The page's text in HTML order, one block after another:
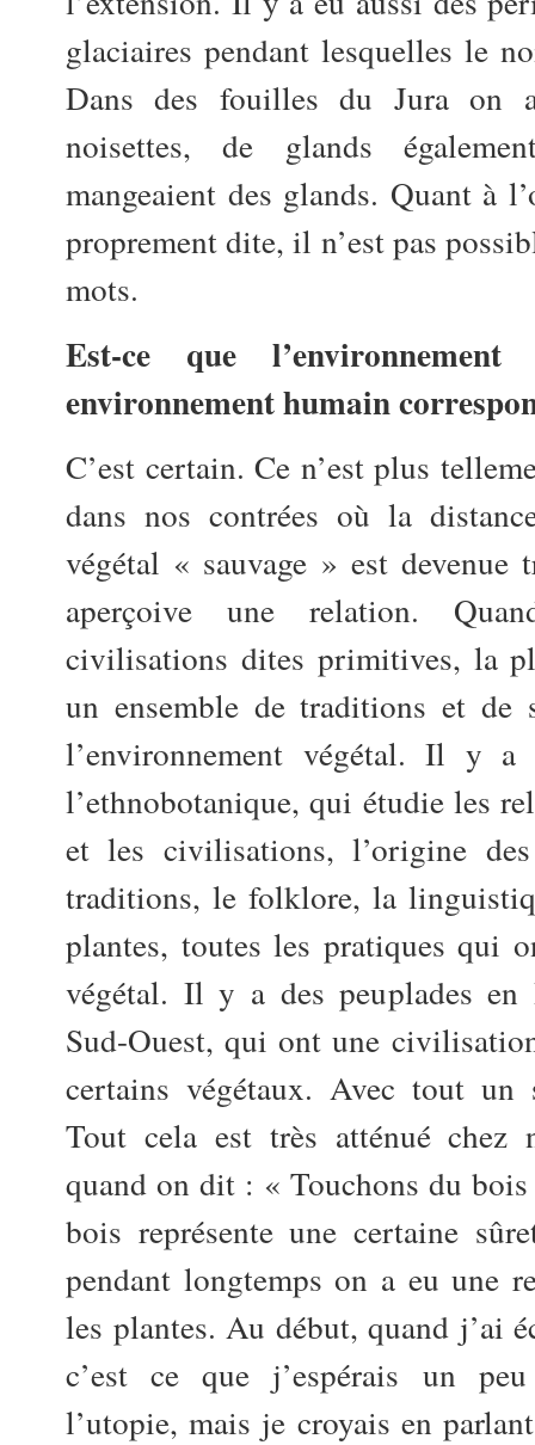
glaciaires pendant lesquelles le
Dans des fouilles du Jura on
noisettes, de glands
mangeaient des glands. Quant à
proprement dite, il n’est pas
mots.
Est-ce que
environnement humain
C’est certain. Ce n’est plus
dans nos contrées où la
végétal « sauvage » est devenue
aperçoive une relation.
civilisations dites primitives, la
un ensemble de traditions et de
l’environnement végétal. Il y a
l’ethnobotanique, qui étudie les
et les civilisations, l’origine
traditions, le folklore, la
plantes, toutes les pratiques qui
végétal. Il y a des peuplades
Sud-Ouest, qui ont une
certains végétaux. Avec tout un
Tout cela est très atténué chez
quand on dit : « Touchons du
bois représente une certaine
pendant longtemps on a eu une
les plantes. Au début, quand j’ai
c’est ce que j’espérais un
l’utopie, mais je croyais en